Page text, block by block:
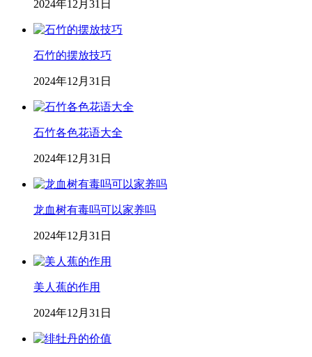
2024年12月31日
石竹的摆放技巧
2024年12月31日
石竹各色花语大全
2024年12月31日
龙血树有毒吗可以家养吗
2024年12月31日
美人蕉的作用
2024年12月31日